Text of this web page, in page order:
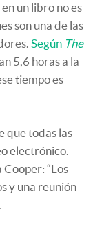
un libro no es
son una de las
Según The
5,6 horas a la
tiempo es
que todas las
electrónico.
“Los
y una reunión